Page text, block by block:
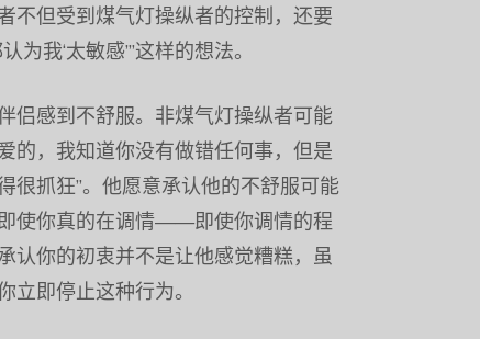
不但受到煤气灯操纵者的控制，还要
我‘太敏感’”这样的想法。
侣感到不舒服。非煤气灯操纵者可能
的，我知道你没有做错任何事，但是
很抓狂”。他愿意承认他的不舒服可能
使你真的在调情——即使你调情的程
你的初衷并不是让他感觉糟糕，虽
即停止这种行为。